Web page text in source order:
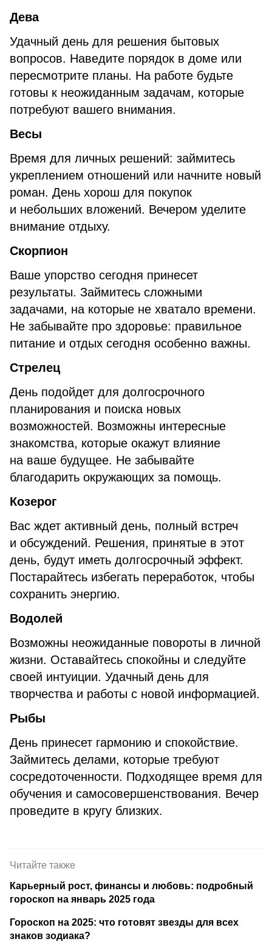
Дева
Удачный день для решения бытовых
вопросов. Наведите порядок в доме или
пересмотрите планы. На работе будьте
готовы к неожиданным задачам, которые
потребуют вашего внимания.
Весы
Время для личных решений: займитесь
укреплением отношений или начните новый
роман. День хорош для покупок
и небольших вложений. Вечером уделите
внимание отдыху.
Скорпион
Ваше упорство сегодня принесет
результаты. Займитесь сложными
задачами, на которые не хватало времени.
Не забывайте про здоровье: правильное
питание и отдых сегодня особенно важны.
Стрелец
День подойдет для долгосрочного
планирования и поиска новых
возможностей. Возможны интересные
знакомства, которые окажут влияние
на ваше будущее. Не забывайте
благодарить окружающих за помощь.
Козерог
Вас ждет активный день, полный встреч
и обсуждений. Решения, принятые в этот
день, будут иметь долгосрочный эффект.
Постарайтесь избегать переработок, чтобы
сохранить энергию.
Водолей
Возможны неожиданные повороты в личной
жизни. Оставайтесь спокойны и следуйте
своей интуиции. Удачный день для
творчества и работы с новой информацией.
Рыбы
День принесет гармонию и спокойствие.
Займитесь делами, которые требуют
сосредоточенности. Подходящее время для
обучения и самосовершенствования. Вечер
проведите в кругу близких.
Читайте также
Карьерный рост, финансы и любовь: подробный
гороскоп на январь 2025 года
Гороскоп на 2025: что готовят звезды для всех
знаков зодиака?